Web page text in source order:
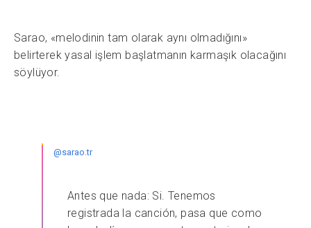
Sarao, «melodinin tam olarak aynı olmadığını»
belirterek yasal işlem başlatmanın karmaşık olacağını
söylüyor.
@sarao.tr
Antes que nada: Si. Tenemos
registrada la canción, pasa que como